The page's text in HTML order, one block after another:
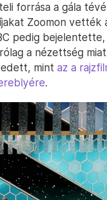
forrása a gála
Zoomon vették
pedig
a nézettség
mint az a
.